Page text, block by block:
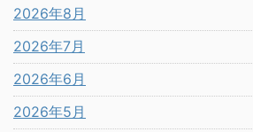
2026年8月
2026年7月
2026年6月
2026年5月